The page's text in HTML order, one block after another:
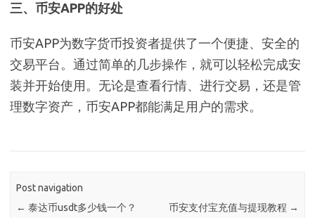
三、币安APP的好处
币安APP为数字货币投资者提供了一个便捷、安全的
交易平台。通过简单的几步操作，就可以轻松完成安
装并开始使用。无论是查看行情、进行交易，还是管
理数字资产，币安APP都能满足用户的需求。
Post navigation
← 泰达币usdt多少钱一个？ 币安支付宝充值与提现教程 →